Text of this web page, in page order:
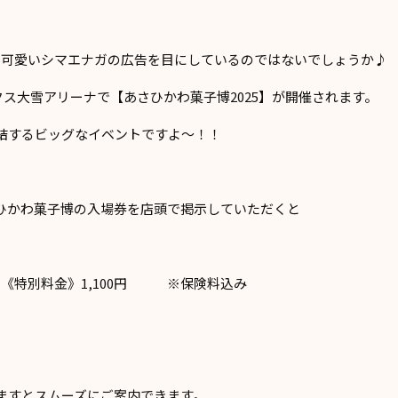
愛いシマエナガの広告を目にしているのではないでしょうか♪
大雪アリーナで【あさひかわ菓子博2025】が開催されます。
るビッグなイベントですよ～！！
わ菓子博の入場券を店頭で掲示していただくと
特別料金》1,100円 ※保険料込み